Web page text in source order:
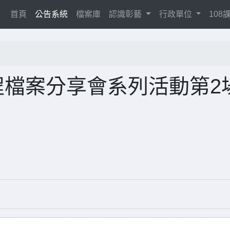
首頁(current)
公告系統 檔案庫 認識彰藝 行政單位 108
案分享會系列活動第2